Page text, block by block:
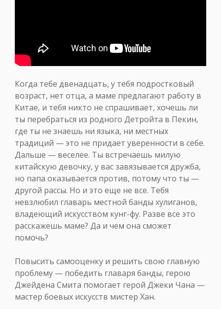
Когда тебе двенадцать, у тебя подростковый
возраст, нет отца, а маме предлагают работу в
Китае, и тебя никто не спрашивает, хочешь ли
ты перебраться из родного Детройта в Пекин,
где ты не знаешь ни языка, ни местных
традиций — это не придает уверенности в себе.
Дальше — веселее. Ты встречаешь милую
китайскую девочку, у вас завязывается дружба,
но папа оказывается против, потому что ты —
другой рассы. Но и это еще не все. Тебя
невзлюбил главарь местной банды хулиганов,
владеющий искусством кунг-фу. Разве все это
расскажешь маме? Да и чем она сможет
помочь?
Повысить самооценку и решить свою главную
проблему — победить главаря банды, герою
Джейдена Смита помогает герой Джеки Чана —
мастер боевых искусств мистер Хан.